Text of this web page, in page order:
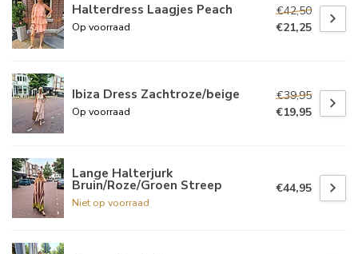
Halterdress Laagjes Peach
Op voorraad
€42,50
€21,25
Ibiza Dress Zachtroze/beige
Op voorraad
€39,95
€19,95
Lange Halterjurk
Bruin/Roze/Groen Streep
Niet op voorraad
€44,95